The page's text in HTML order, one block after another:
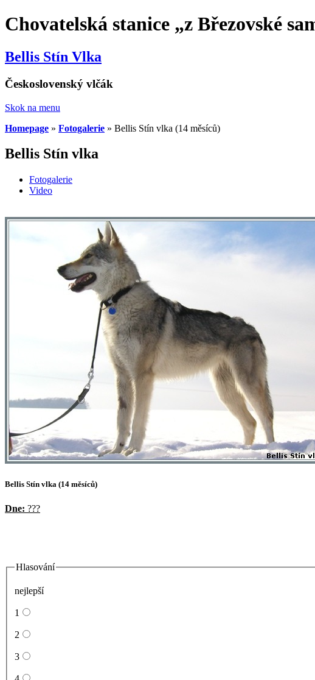
Chovatelská stanice „z Březovské
Bellis Stín Vlka
Československý vlčák
Skok na menu
Homepage » Fotogalerie » Bellis Stín vlka (14 měsíců)
Bellis Stín vlka
Fotogalerie
Video
Bellis Stín vlka (14 měsíců)
Dne: ???
Hlasování
nejlepší
1
2
3